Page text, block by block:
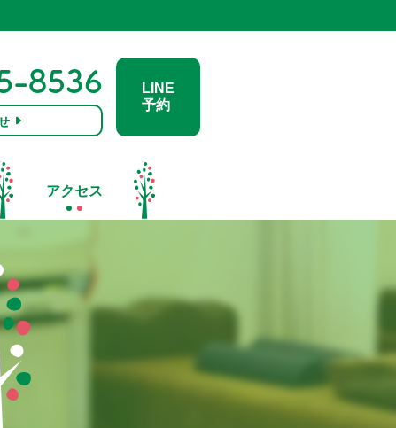
LINE
予約
アクセス